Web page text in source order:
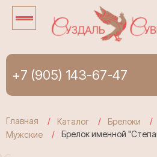
+7 (905) 143-67-47
Главная Каталог Брелоки
Мужские
Брелок именной